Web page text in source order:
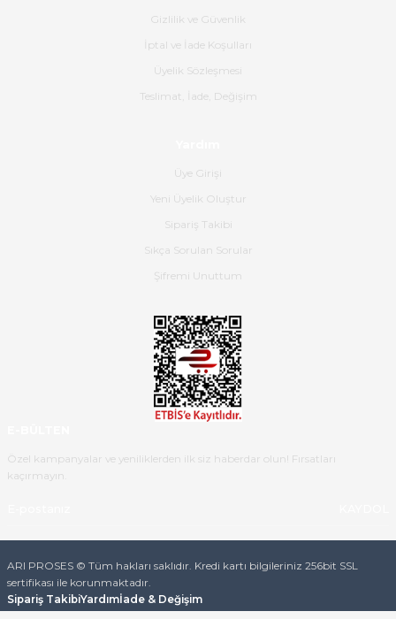
Gerçekten harika ve etkileyici
Hızlı bir şekilde elimize ulaştı
ulaştı.Ürünün paketlenmesi
gayet başarılı hasarsız bir şekilde
teslim aldım. Bu konudaki
hassasiyetleri ve Ürünün kalitesi
Gizlilik ve Güvenlik
İptal ve İade Koşulları
Üyelik Sözleşmesi
Teslimat, İade, Değişim
Üye Girişi
Yeni Üyelik Oluştur
Sipariş Takibi
Sıkça Sorulan Sorular
Şifremi Unuttum
Özel kampanyalar ve yeniliklerden ilk siz haberdar olun! Fırsatları
kaçırmayın.
ARI PROSES © Tüm hakları saklıdır. Kredi kartı bilgileriniz 256bit SSL
sertifikası ile korunmaktadır.
Sipariş TakibiYardımİade & Değişim